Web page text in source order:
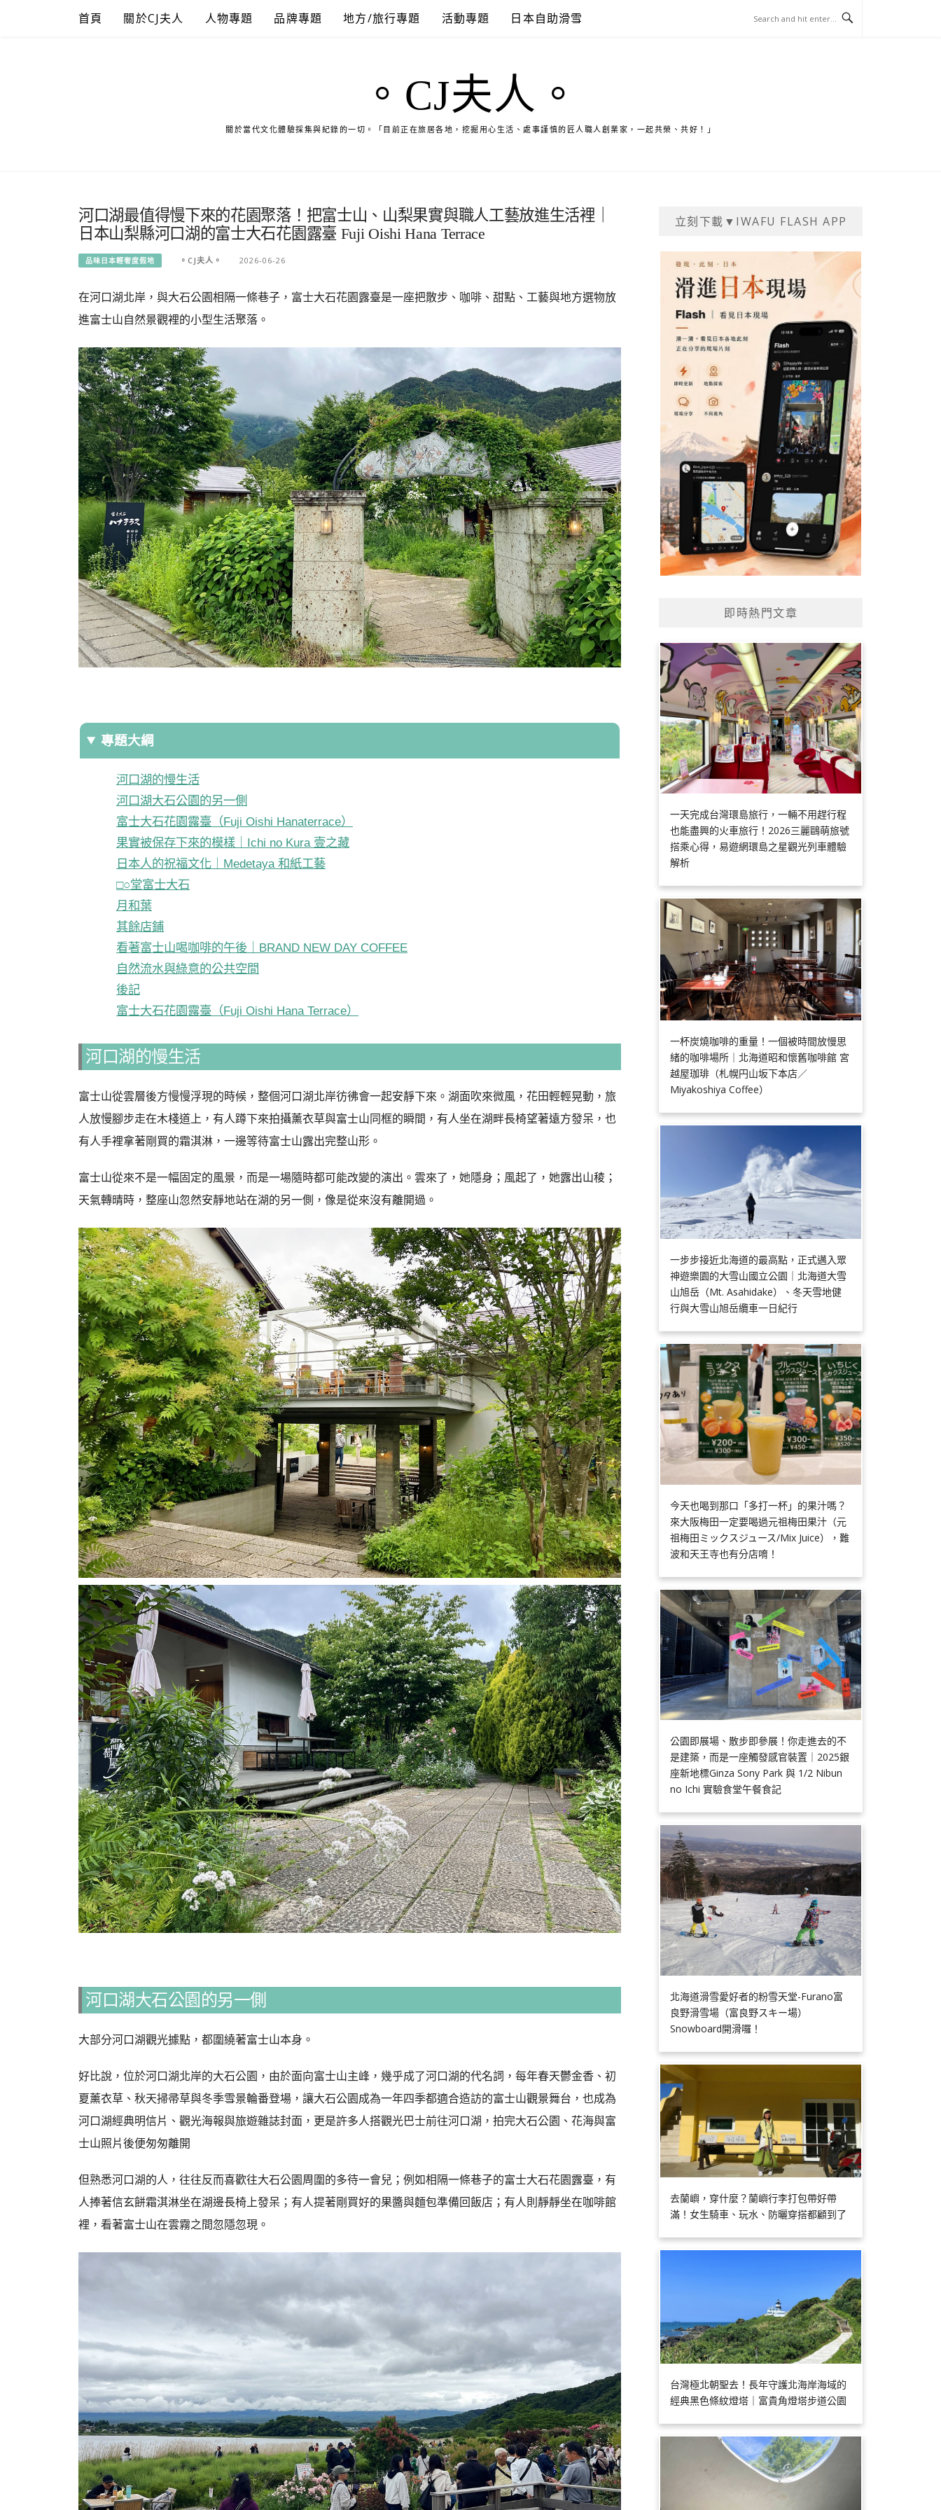
首頁 關於CJ夫人 人物專題 品牌專題 地方/旅行專題 活動專題 日本自助滑雪
。CJ夫人。
關於當代文化體驗採集與紀錄的一切。「目前正在旅居各地，挖掘用心生活、處事謹慎的匠人職人創業家，一起共榮、共好！」
河口湖最值得慢下來的花園聚落！把富士山、山梨果實與職人工藝放進生活裡｜
日本山梨縣河口湖的富士大石花園露臺 Fuji Oishi Hana Terrace
品味日本輕奢度假地 。CJ夫人。 2026-06-26
在河口湖北岸，與大石公園相隔一條巷子，富士大石花園露臺是一座把散步、咖啡、甜點、工藝與地方選物放
進富士山自然景觀裡的小型生活聚落。
專題大綱
河口湖的慢生活
河口湖大石公園的另一側
富士大石花園露臺（Fuji Oishi Hanaterrace）
果實被保存下來的模樣｜Ichi no Kura 壹之藏
日本人的祝福文化｜Medetaya 和紙工藝
□○堂富士大石
月和葉
其餘店鋪
看著富士山喝咖啡的午後｜BRAND NEW DAY COFFEE
自然流水與綠意的公共空間
後記
富士大石花園露臺（Fuji Oishi Hana Terrace）
河口湖的慢生活
富士山從雲層後方慢慢浮現的時候，整個河口湖北岸彷彿會一起安靜下來。湖面吹來微風，花田輕輕晃動，旅
人放慢腳步走在木棧道上，有人蹲下來拍攝薰衣草與富士山同框的瞬間，有人坐在湖畔長椅望著遠方發呆，也
有人手裡拿著剛買的霜淇淋，一邊等待富士山露出完整山形。
富士山從來不是一幅固定的風景，而是一場隨時都可能改變的演出。雲來了，她隱身；風起了，她露出山稜；
天氣轉晴時，整座山忽然安靜地站在湖的另一側，像是從來沒有離開過。
河口湖大石公園的另一側
大部分河口湖觀光據點，都圍繞著富士山本身。
好比說，位於河口湖北岸的大石公園，由於面向富士山主峰，幾乎成了河口湖的代名詞，每年春天鬱金香、初
夏薰衣草、秋天掃帚草與冬季雪景輪番登場，讓大石公園成為一年四季都適合造訪的富士山觀景舞台，也成為
河口湖經典明信片、觀光海報與旅遊雜誌封面，更是許多人搭觀光巴士前往河口湖，拍完大石公園、花海與富
士山照片後便匆匆離開
但熟悉河口湖的人，往往反而喜歡往大石公園周圍的多待一會兒；例如相隔一條巷子的富士大石花園露臺，有
人捧著信玄餅霜淇淋坐在湖邊長椅上發呆；有人提著剛買好的果醬與麵包準備回飯店；有人則靜靜坐在咖啡館
裡，看著富士山在雲霧之間忽隱忽現。
立刻下載▼IWAFU FLASH APP
即時熱門文章
一天完成台灣環島旅行，一輛不用趕行程
也能盡興的火車旅行！2026三麗鷗萌旅號
搭乘心得，易遊網環島之星觀光列車體驗
解析
一杯炭燒咖啡的重量！一個被時間放慢思
緒的咖啡場所｜北海道昭和懷舊咖啡館 宮
越屋珈琲（札幌円山坂下本店／
Miyakoshiya Coffee）
一步步接近北海道的最高點，正式邁入眾
神遊樂園的大雪山國立公園｜北海道大雪
山旭岳（Mt. Asahidake）、冬天雪地健
行與大雪山旭岳纜車一日紀行
今天也喝到那口「多打一杯」的果汁嗎？
來大阪梅田一定要喝過元祖梅田果汁（元
祖梅田ミックスジュース/Mix Juice），難
波和天王寺也有分店唷！
公園即展場、散步即參展！你走進去的不
是建築，而是一座觸發感官裝置｜2025銀
座新地標Ginza Sony Park 與 1/2 Nibun
no Ichi 實驗食堂午餐食記
北海道滑雪愛好者的粉雪天堂-Furano富
良野滑雪場（富良野スキー場）
Snowboard開滑囉！
去蘭嶼，穿什麼？蘭嶼行李打包帶好帶
滿！女生騎車、玩水、防曬穿搭都顧到了
台灣極北朝聖去！長年守護北海岸海域的
經典黑色條紋燈塔｜富貴角燈塔步道公園